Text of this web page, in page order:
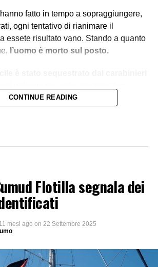
hanno fatto in tempo a sopraggiungere,
ogni tentativo di rianimare il
essete risultato vano. Stando a quanto
l’uomo è morto sul posto.
seguito il proiettile.
CONTINUE READING
Flotilla segnala dei
11 mesi ago on 22 Settembre 2025